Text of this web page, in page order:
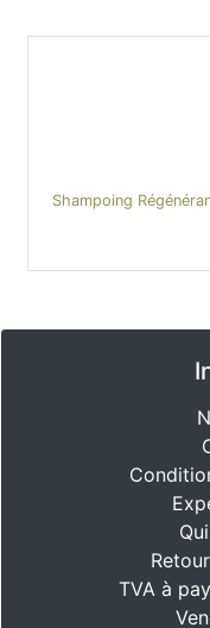
Shampoing
TVA à